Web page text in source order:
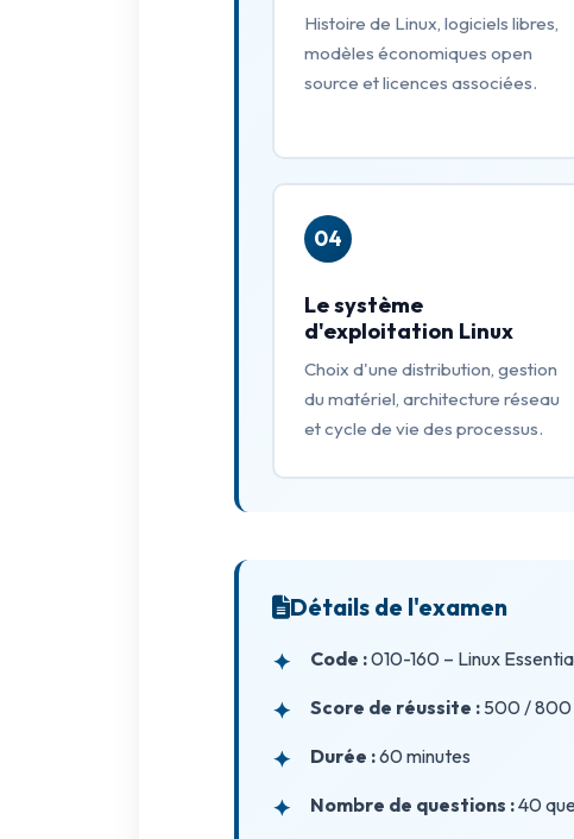
Histoire de Linux, logiciels libres,
modèles économiques open
source et licences associées.
04
Le système
d'exploitation Linux
Choix d'une distribution, gestion
du matériel, architecture réseau
et cycle de vie des processus.
Détails de l'examen
Code :010-160 – Linux
Score de réussite : 500 / 800
Durée :60 minutes
Nombre de questions :40